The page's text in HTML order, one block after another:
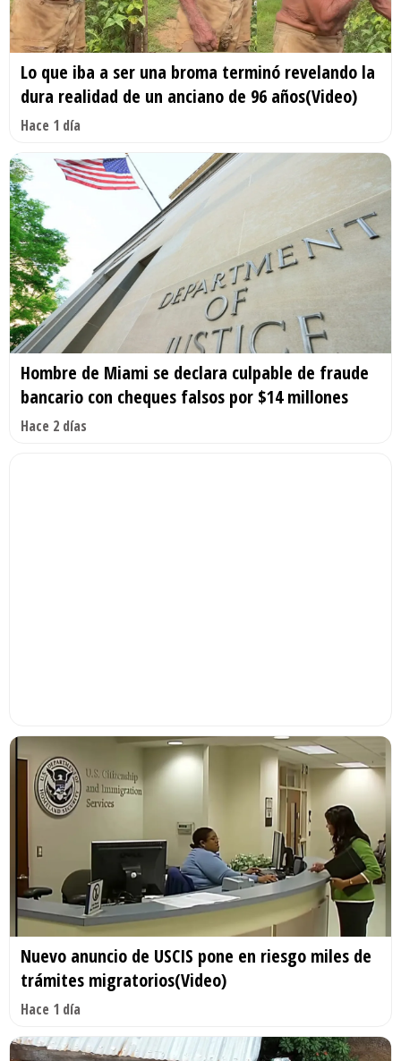
Lo que iba a ser una broma terminó revelando la
dura realidad de un anciano de 96 años(Video)
Hace 1 día
Hombre de Miami se declara culpable de fraude
bancario con cheques falsos por $14 millones
Hace 2 días
Nuevo anuncio de USCIS pone en riesgo miles de
trámites migratorios(Video)
Hace 1 día